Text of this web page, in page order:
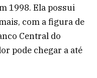
1998. Ela possui
com a figura de
Central do
pode chegar a até